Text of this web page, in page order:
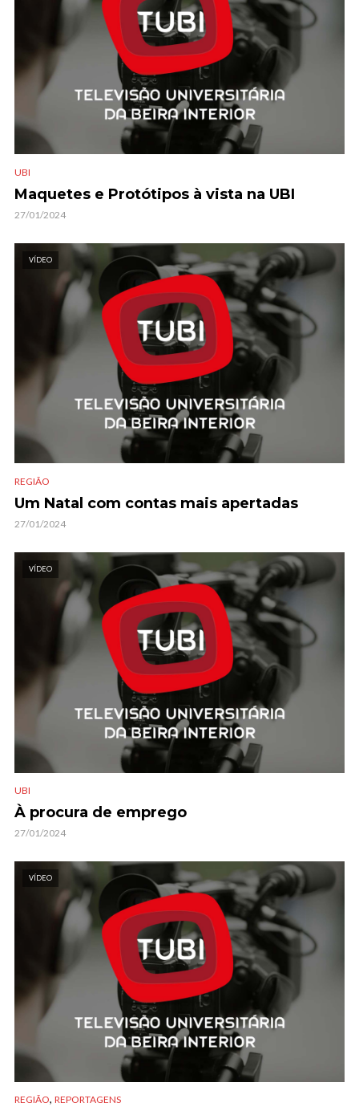
UBI
Maquetes e Protótipos à vista na UBI
27/01/2024
VÍDEO
REGIÃO
Um Natal com contas mais apertadas
27/01/2024
VÍDEO
UBI
À procura de emprego
27/01/2024
VÍDEO
REGIÃO, REPORTAGENS